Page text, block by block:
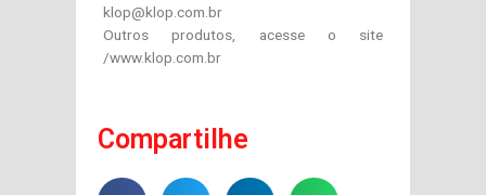
klop@klop.com.br
Outros produtos, acesse o site
/www.klop.com.br
Compartilhe